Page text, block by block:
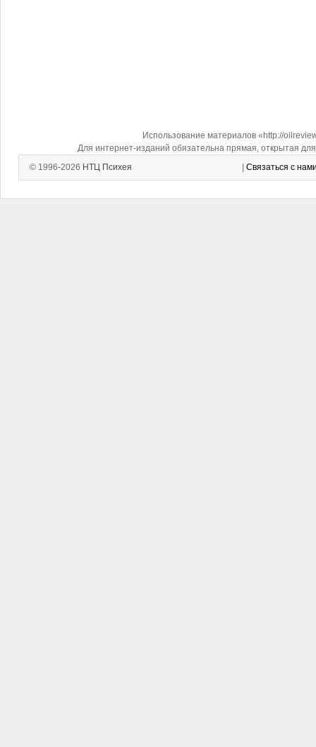
Использование материалов «http://
Для интернет-изданий обязательна прямая, открытая
© 1996-2026 НТЦ Психея Связаться с